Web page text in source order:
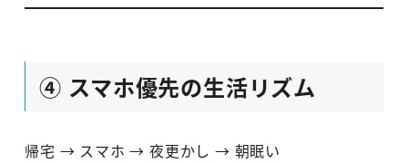
④ スマホ優先の生活リズム
帰宅 → スマホ → 夜更かし → 朝眠い